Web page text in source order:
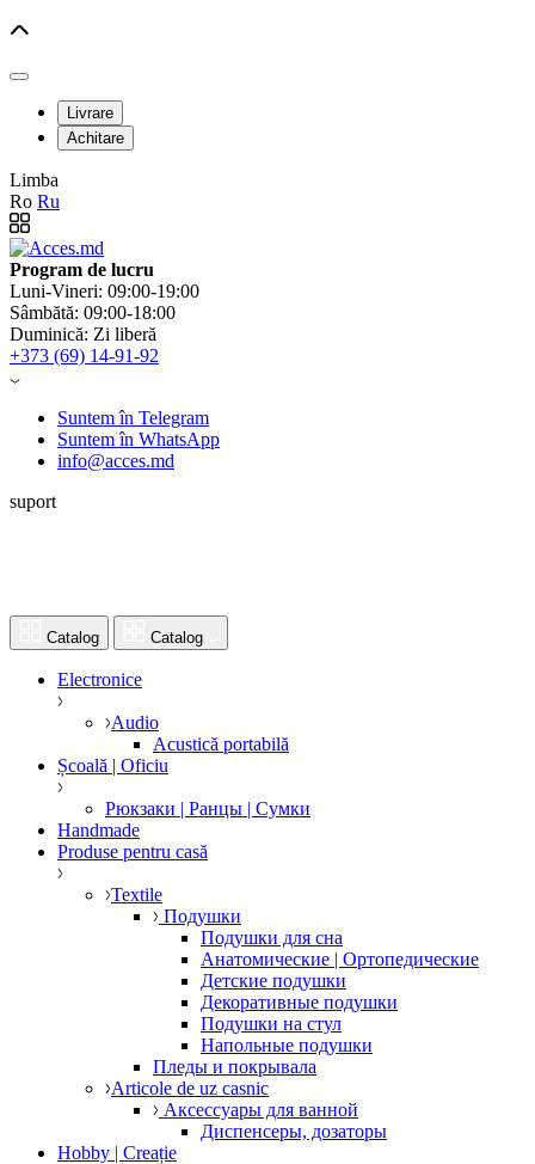
Livrare
Achitare
Limba
Ro Ru
Program de lucru
Luni-Vineri: 09:00-19:00
Sâmbătă: 09:00-18:00
Duminică: Zi liberă
+373 (69) 14-91-92
Suntem în Telegram
Suntem în WhatsApp
info@acces.md
suport
Catalog Catalog
Electronice
Audio
Acustică portabilă
Școală | Oficiu
Рюкзаки | Ранцы | Сумки
Handmade
Produse pentru casă
Textile
Подушки
Подушки для сна
Анатомические | Ортопедические
Детские подушки
Декоративные подушки
Подушки на стул
Напольные подушки
Пледы и покрывала
Articole de uz casnic
Аксессуары для ванной
Диспенсеры, дозаторы
Hobby | Creație